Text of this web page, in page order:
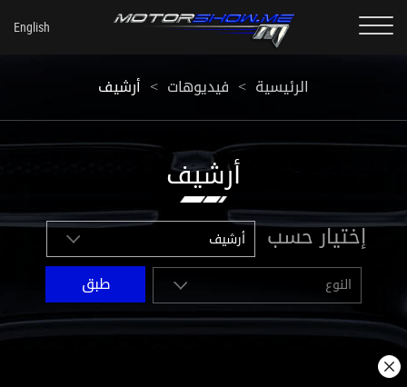
الرئيسية < فيديوهات < أرشيف
أرشيف
إختيار حسب